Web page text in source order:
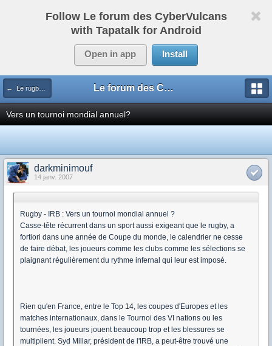
Follow Le forum des CyberVulcans
with Tapatalk for Android
Open in app Install
← Le rugby international Le forum des CyberVulcans
Vers un tournoi mondial annuel?
darkminimouf
14 janv. 2007
Rugby - IRB : Vers un tournoi mondial annuel ?
Casse-tête récurrent dans un sport aussi exigeant que le rugby, a
fortiori dans une année de Coupe du monde, le calendrier ne cesse
de faire débat, les joueurs comme les clubs comme les sélections se
plaignant régulièrement du rythme infernal qui leur est imposé.
Rien qu'en France, entre le Top 14, les coupes d'Europes et les
matches internationaux, dans le Tournoi des VI nations ou les
tournées, les joueurs jouent beaucoup trop et les blessures se
multiplient. Syd Millar, président de l'IRB, a peut-être trouvé une